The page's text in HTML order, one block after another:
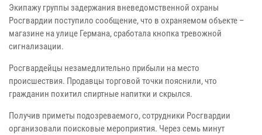
Экипажу группы задержания вневедомственной охраны
Росгвардии поступило сообщение, что в охраняемом объекте –
магазине на улице Германа, сработала кнопка тревожной
сигнализации.
Росгвардейцы незамедлительно прибыли на место
происшествия. Продавцы торговой точки пояснили, что
гражданин похитил спиртные напитки и скрылся.
Получив приметы подозреваемого, сотрудники Росгвардии
организовали поисковые мероприятия. Через семь минут